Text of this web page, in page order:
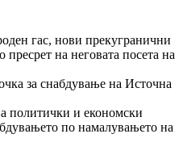
гас, нови прекугранични
на неговата посета на
за снабдување на Источна
политички и економски
по намалувањето на